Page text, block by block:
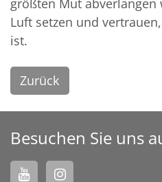
Luft setzen und
ist.
Zurück
Besuchen Sie uns